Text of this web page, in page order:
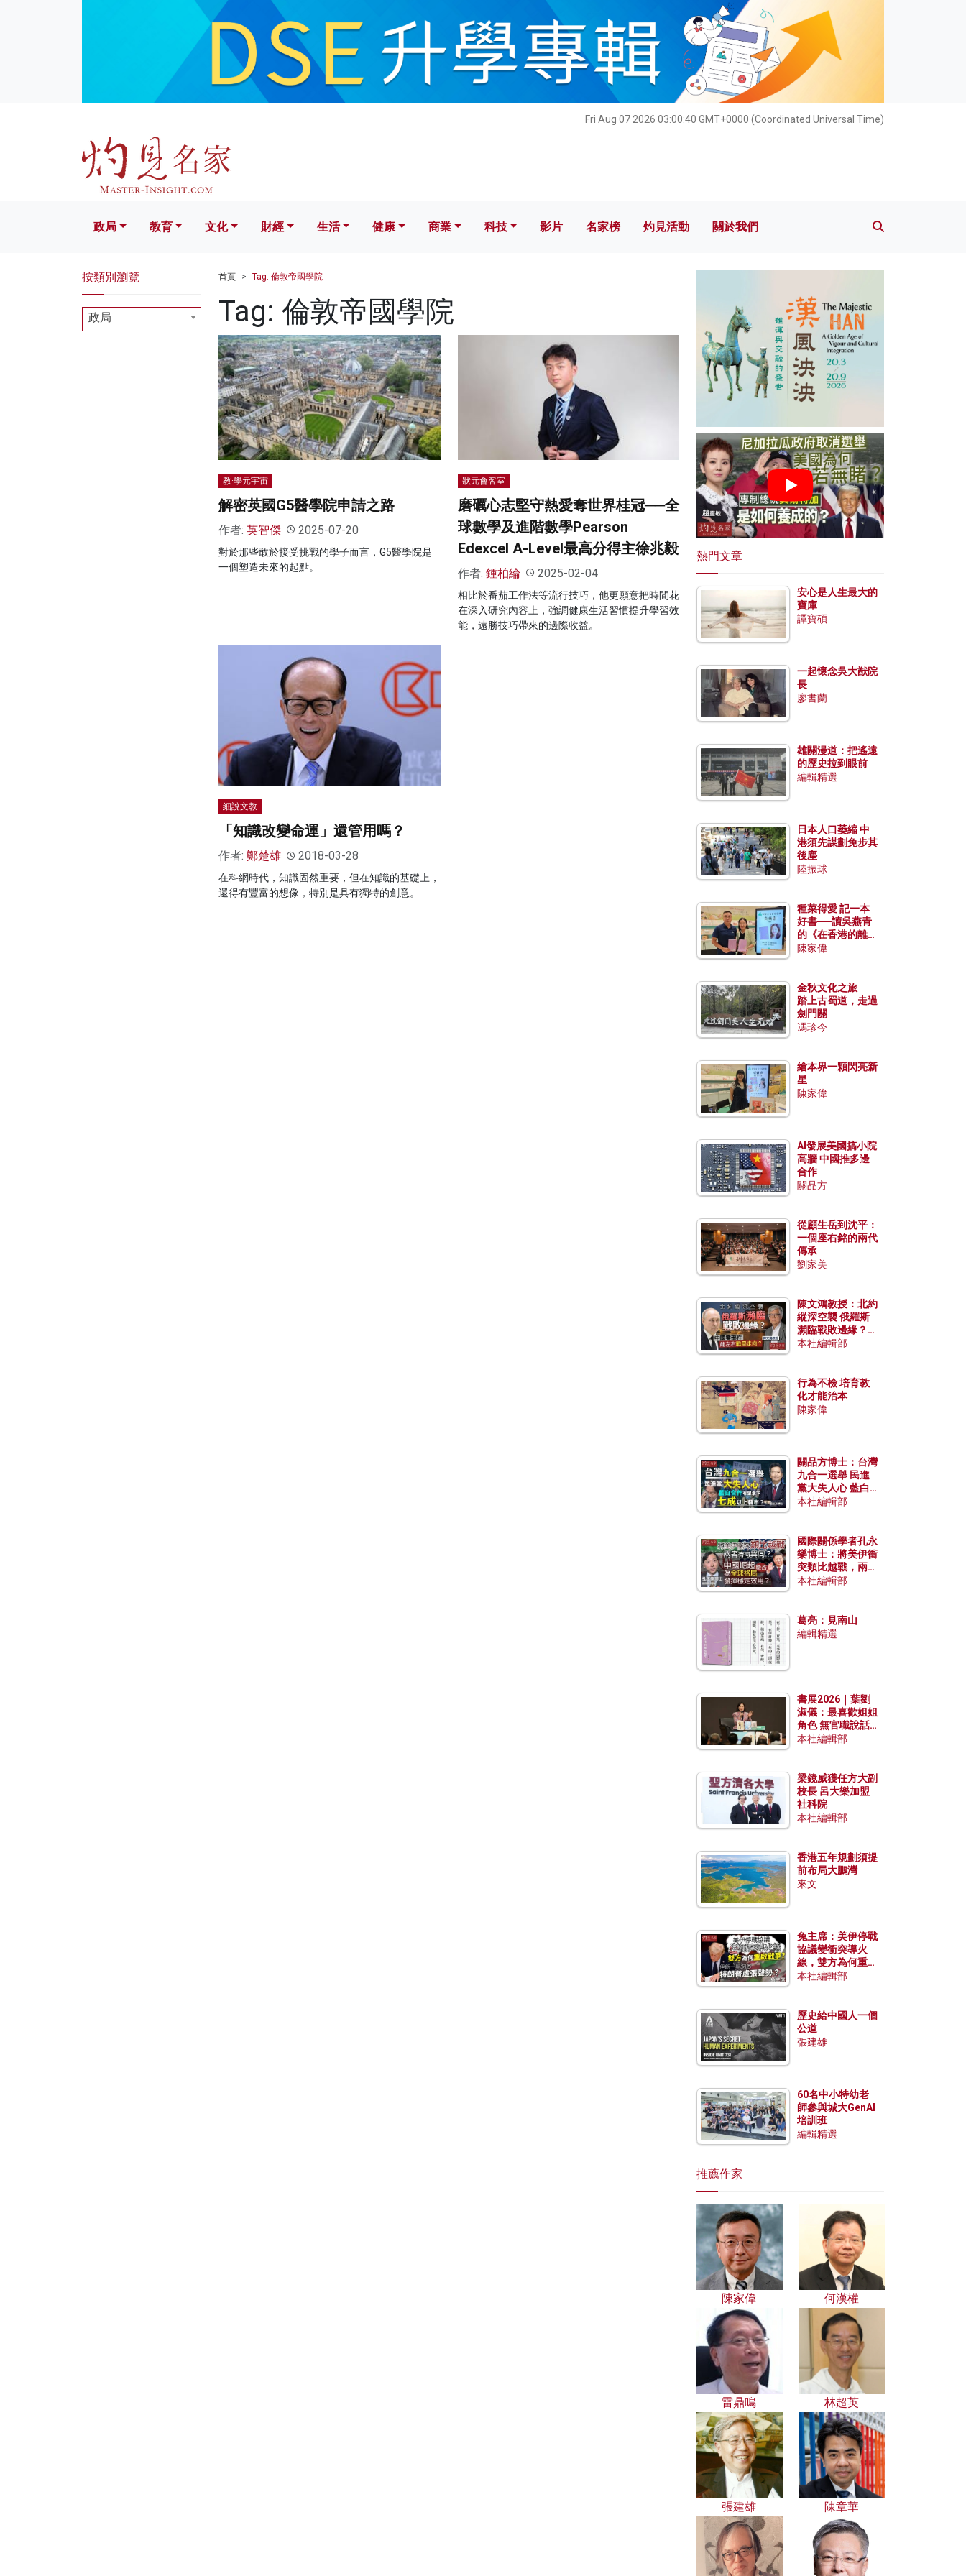
Fri Aug 07 2026 03:00:41 GMT+0000 (Coordinated Universal Time)
文化 財經 生活 健康 科技 影片 名家榜 灼見活動 關於我們
政局 教育 文化 財經 生活 健康 商業 科技 影片 名家榜 灼見活動 關於我們
首頁 Tag: 倫敦帝國學院
Tag: 倫敦帝國學院
教·學元宇宙
解密英國G5醫學院申請之路
作者: 英智傑 2025-07-20
對於那些敢於接受挑戰的學子而言，G5醫學院是
一個塑造未來的起點。
狀元會客室
磨礪心志堅守熱愛奪世界桂冠──全
球數學及進階數學Pearson
Edexcel A-Level最高分得主徐兆毅
作者: 鍾柏綸 2025-02-04
相比於番茄工作法等流行技巧，他更願意把時間花
在深入研究內容上，強調健康生活習慣提升學習效
能，遠勝技巧帶來的邊際收益。
細說文教
「知識改變命運」還管用嗎？
作者: 鄭楚雄 2018-03-28
在科網時代，知識固然重要，但在知識的基礎上，
還得有豐富的想像，特別是具有獨特的創意。
按類別瀏覽
政局
熱門文章
安心是人生最大的
寶庫
譚寶碩
一起懷念吳大猷院
長
廖書蘭
雄關漫道：把遙遠
的歷史拉到眼前
編輯精選
日本人口萎縮 中
港須先謀劃免步其
後塵
陸振球
種菜得愛 記一本
好書──讀吳燕青
的《在香港的離島
種菜》
陳家偉
金秋文化之旅──
踏上古蜀道，走過
劍門關
馮珍今
繪本界一顆閃亮新
星
陳家偉
AI發展美國搞小院
高牆 中國推多邊
合作
關品方
從顧生岳到沈平：
一個座右銘的兩代
傳承
劉家美
陳文鴻教授：北約
縱深空襲 俄羅斯
瀕臨戰敗邊緣？中
國零部件能左右戰
本社編輯部
行為不檢 培育教
化才能治本
陳家偉
關品方博士：台灣
九合一選舉 民進
黨大失人心 藍白
合作有望拿下七成
本社編輯部
國際關係學者孔永
樂博士：將美伊衝
突類比越戰，兩者
有何異同？中國崛
本社編輯部
葛亮：見南山
編輯精選
書展2026｜葉劉
淑儀：最喜歡姐姐
角色 無官職說話
包袱少
本社編輯部
梁鏡威獲任方大副
校長 呂大樂加盟
社科院
本社編輯部
香港五年規劃須提
前布局大鵬灣
來文
兔主席：美伊停戰
協議變衝突導火
線，雙方為何重啟
戰爭？伊朗一早洞
本社編輯部
歷史給中國人一個
公道
張建雄
60名中小特幼老
師參與城大GenAI
培訓班
編輯精選
推薦作家
陳家偉 何漢權
雷鼎鳴 林超英
張建雄 陳章華